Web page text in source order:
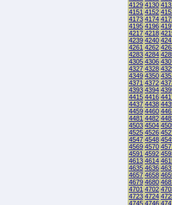
4129 4130
4151 4152
4173 4174
4195 4196
4217 4218
4239 4240
4261 4262
4283 4284
4305 4306
4327 4328
4349 4350
4371 4372
4393 4394
4415 4416
4437 4438
4459 4460
4481 4482
4503 4504
4525 4526
4547 4548
4569 4570
4591 4592
4613 4614
4635 4636
4657 4658
4679 4680
4701 4702
4723 4724
4745 4746